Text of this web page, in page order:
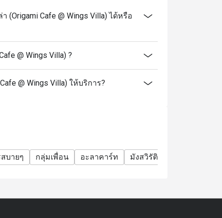
Cafe @ Wings Villa) ได้หรือ
@ Wings Villa) ?
@ Wings Villa) ให้บริการ?
บายๆ กลุ่มเพื่อน อะลาคาร์ท มังสวิรัติ